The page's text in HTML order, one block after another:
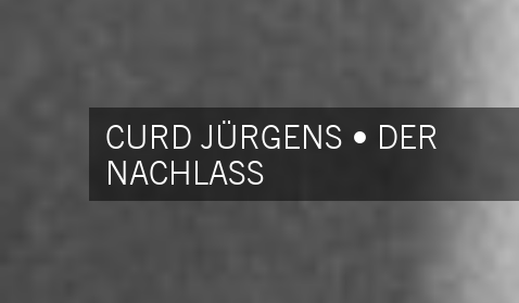
CURD JÜRGENS • DER
NACHLASS